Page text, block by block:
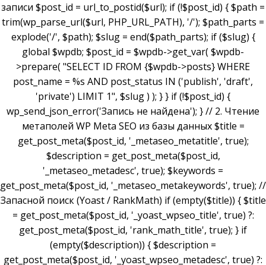
записи $post_id = url_to_postid($url); if (!$post_id) { $path =
trim(wp_parse_url($url, PHP_URL_PATH), '/'); $path_parts =
explode('/', $path); $slug = end($path_parts); if ($slug) {
global $wpdb; $post_id = $wpdb->get_var( $wpdb-
>prepare( "SELECT ID FROM {$wpdb->posts} WHERE
post_name = %s AND post_status IN ('publish', 'draft',
'private') LIMIT 1", $slug ) ); } } if (!$post_id) {
wp_send_json_error('Запись не найдена'); } // 2. Чтение
метаполей WP Meta SEO из базы данных $title =
get_post_meta($post_id, '_metaseo_metatitle', true);
$description = get_post_meta($post_id,
'_metaseo_metadesc', true); $keywords =
get_post_meta($post_id, '_metaseo_metakeywords', true); //
Запасной поиск (Yoast / RankMath) if (empty($title)) { $title
= get_post_meta($post_id, '_yoast_wpseo_title', true) ?:
get_post_meta($post_id, 'rank_math_title', true); } if
(empty($description)) { $description =
get_post_meta($post_id, '_yoast_wpseo_metadesc', true) ?: